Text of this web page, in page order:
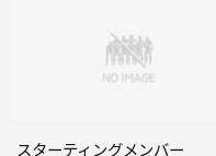
スターティングメンバー